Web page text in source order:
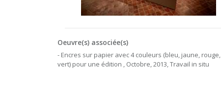
Oeuvre(s) associée(s)
- Encres sur papier avec 4 couleurs (bleu, jaune, rouge,
vert) pour une édition , Octobre, 2013, Travail in situ